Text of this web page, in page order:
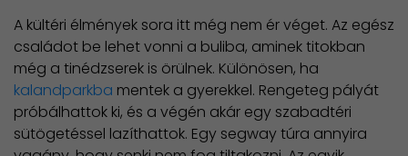
A kültéri élmények sora itt még nem ér véget. Az egész
családot be lehet vonni a buliba, aminek titokban
még a tinédzserek is örülnek. Különösen, ha
kalandparkba mentek a gyerekkel. Rengeteg pályát
próbálhattok ki, és a végén akár egy szabadtéri
sütögetéssel lazíthattok. Egy segway túra annyira